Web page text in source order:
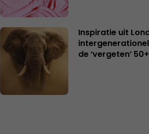
Inspiratie uit
de ‘vergeten’